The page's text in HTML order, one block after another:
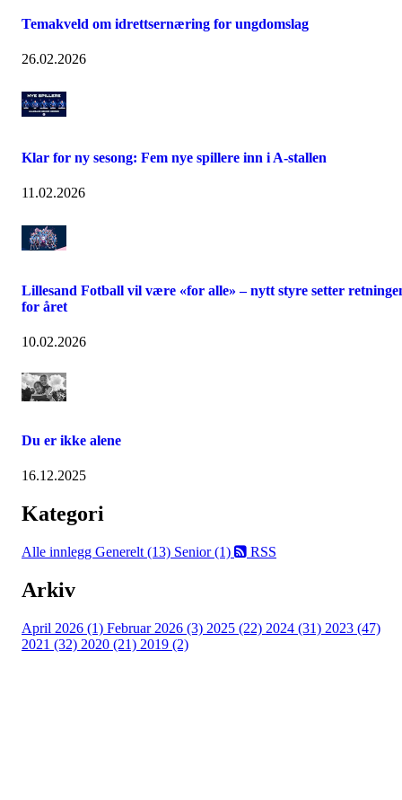
Temakveld om idrettsernæring for ungdomslag
26.02.2026
Klar for ny sesong: Fem nye spillere inn i A-stallen
11.02.2026
Lillesand Fotball vil være «for alle» – nytt styre setter
for året
10.02.2026
Du er ikke alene
16.12.2025
Kategori
Alle innlegg Generelt (13) Senior (1) RSS
Arkiv
April 2026 (1) Februar 2026 (3) 2025 (22) 2024 (31) 2023 (47)
2021 (32) 2020 (21) 2019 (2)